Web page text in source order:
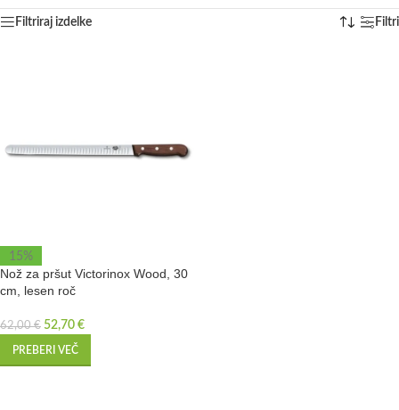
Filtriraj izdelke Filtri
15%
Nož za pršut Victorinox Wood, 30
cm, lesen roč
62,00€ 52,70 €
PREBERI VEČ